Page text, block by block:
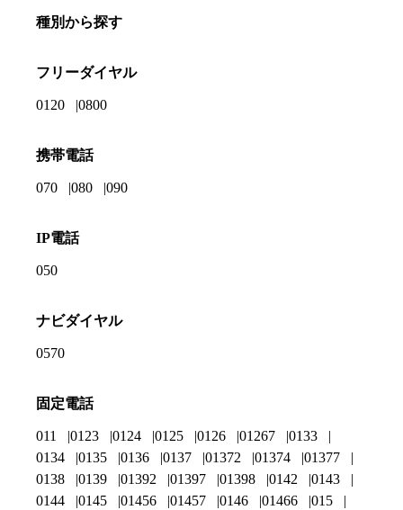
種別から探す
フリーダイヤル
0120 0800
携帯電話
070 080 090
IP電話
050
ナビダイヤル
0570
固定電話
011 0123 0124 0125 0126 01267
0133
0134
0135 0136 0137 01372 01374
01377
0138
0139 01392 01397 01398 0142
0143
0144
0145 01456 01457 0146 01466
015